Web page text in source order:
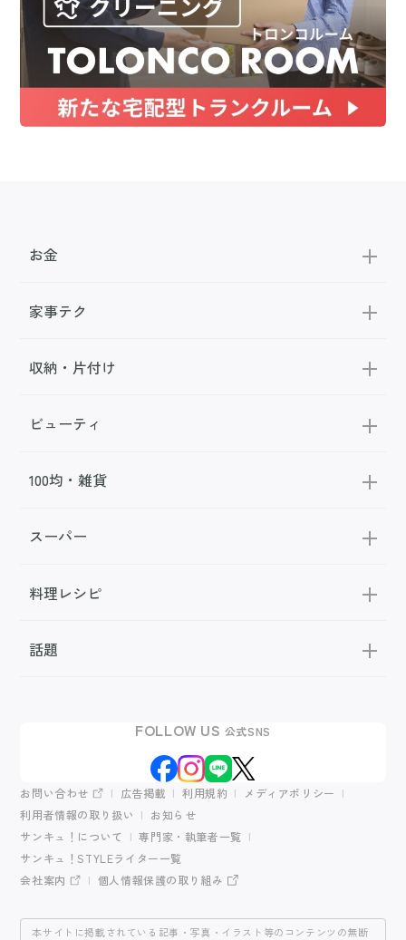
お金
家事テク
収納・片付け
ビューティ
100均・雑貨
スーパー
料理レシピ
話題
FOLLOW US 公式SNS
お問い合わせ 広告掲載 利用規約
メディアポリシー
利用者情報の取り扱い
お知らせ
サンキュ！について
専門家・執筆者一覧
サンキュ！STYLEライター一覧
会社案内
個人情報保護の取り組み
本サイトに掲載されている記事・写真・イラスト等のコンテンツの無断